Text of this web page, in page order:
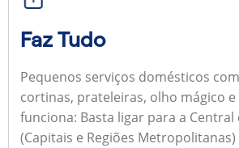
Faz Tudo
Pequenos serviços domésticos
cortinas, prateleiras, olho mágico
funciona: Basta ligar para a
(Capitais e Regiões